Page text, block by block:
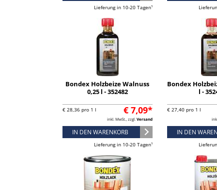
Lieferung in 10-20 Tagen¹
Bondex Holzbeize Walnuss
0,25 l - 352482
€ 7,09*
€ 28,36 pro 1 l
inkl. MwSt., zzgl. Versand
IN DEN WARENKORB
Lieferung in 10-20 Tagen¹
Bondex
l -
€ 27,40 pro 1 l
IN DEN